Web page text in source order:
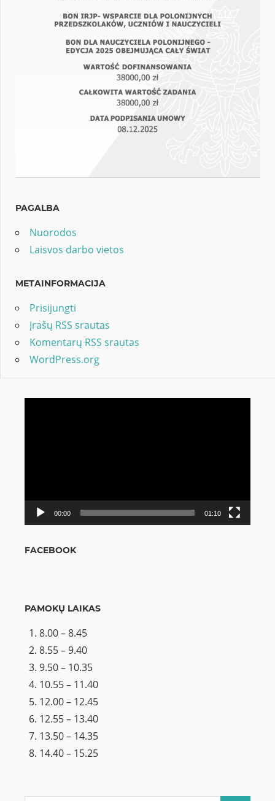
PAGALBA
Nuorodos
Laisvos darbo vietos
METAINFORMACIJA
Prisijungti
Įrašų RSS srautas
Komentarų RSS srautas
WordPress.org
00:00 01:10
FACEBOOK
PAMOKŲ LAIKAS
8.00 – 8.45
8.55 – 9.40
9.50 – 10.35
10.55 – 11.40
12.00 – 12.45
12.55 – 13.40
13.50 – 14.35
14.40 – 15.25